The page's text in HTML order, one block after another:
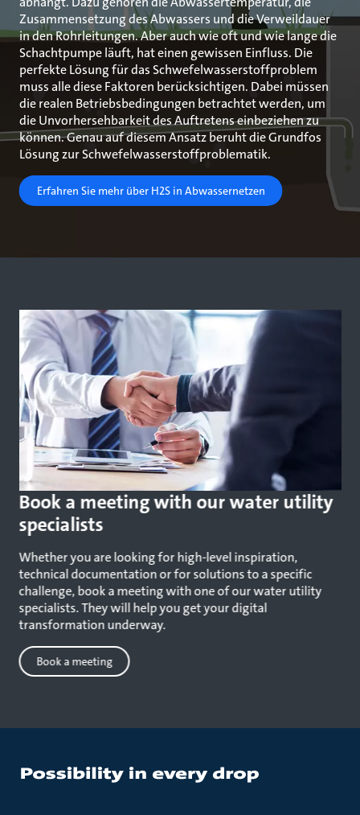
Zusammensetzung des Abwassers und die Verweildauer
in den Rohrleitungen. Aber auch wie oft und wie lange die
Schachtpumpe läuft, hat einen gewissen Einfluss. Die
perfekte Lösung für das Schwefelwasserstoffproblem
muss alle diese Faktoren berücksichtigen. Dabei müssen
die realen Betriebsbedingungen betrachtet werden, um
die Unvorhersehbarkeit des Auftretens einbeziehen zu
können. Genau auf diesem Ansatz beruht die Grundfos
Lösung zur Schwefelwasserstoffproblematik.
Erfahren Sie mehr über H2S in Abwassernetzen
Book a meeting with our water utility
specialists
Whether you are looking for high-level inspiration,
technical documentation or for solutions to a specific
challenge, book a meeting with one of our water utility
specialists. They will help you get your digital
transformation underway.
Book a meeting